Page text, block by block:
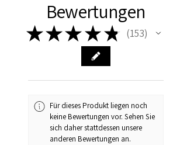
Bewertungen
★★★ ★ ★ 153
153
Für dieses Produkt liegen noch
keine Bewertungen vor. Sehen Sie
sich daher stattdessen unsere
anderen Bewertungen an.